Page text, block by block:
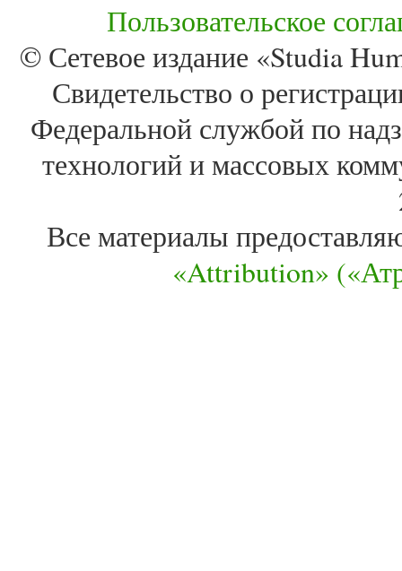
Пользовательское
© Сетевое издание «Studia
Свидетельство о
Федеральной службой по
технологий и массовых
Все материалы
«Attribution»